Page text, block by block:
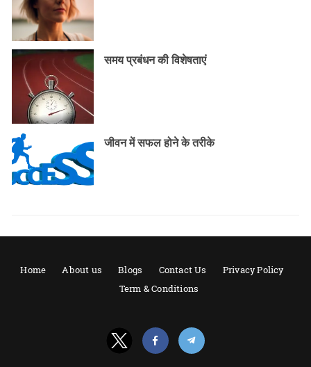
समय प्रबंधन की विशेषताएं
जीवन में सफल होने के तरीके
Home About us Blogs Contact Us
Privacy Policy
Term & Conditions